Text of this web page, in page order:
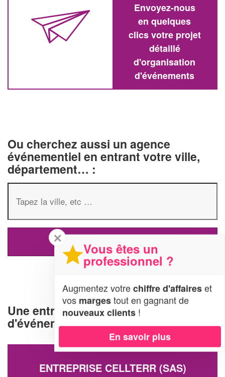
Envoyez-nous
en quelques
clics votre projet
détaillé
d'organisation
d'événements
Ou cherchez aussi un agence
événementiel en entrant votre ville,
département… :
Une entreprise d'organisation
d'événements à Bernolsheim (67170)
ENTREPRISE CELLTERR (SAS)
✕
Vous êtes un
professionnel ?
Augmentez votrechiffre d'affaireset
vos margestout en gagnant de
nouveaux clients !
En savoir plus